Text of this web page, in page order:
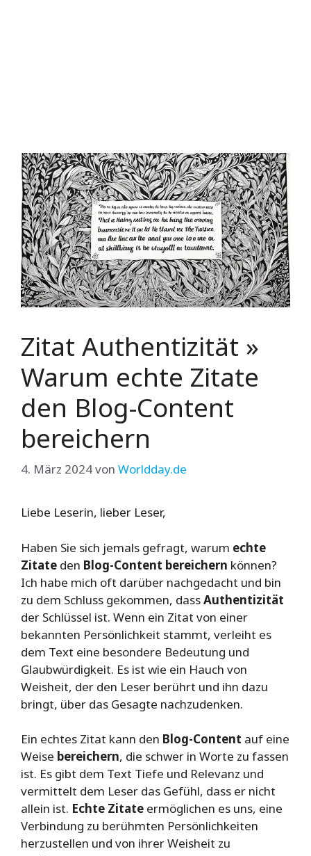
Zitat Authentizität »
Warum echte Zitate
den Blog-Content
bereichern
4. März 2024von Worldday.de
Liebe Leserin, lieber Leser,
Haben Sie sich jemals gefragt, warum echte
Zitate den Blog-Content bereichern können?
Ich habe mich oft darüber nachgedacht und bin
zu dem Schluss gekommen, dassAuthentizität
der Schlüssel ist. Wenn ein Zitat von einer
bekannten Persönlichkeit stammt, verleiht es
dem Text eine besondere Bedeutung und
Glaubwürdigkeit. Es ist wie ein Hauch von
Weisheit, der den Leser berührt und ihn dazu
bringt, über das Gesagte nachzudenken.
Ein echtes Zitat kann den Blog-Content auf eine
Weise bereichern, die schwer in Worte zu fassen
ist. Es gibt dem Text Tiefe und Relevanz und
vermittelt dem Leser das Gefühl, dass er nicht
allein ist. Echte Zitate ermöglichen es uns, eine
Verbindung zu berühmten Persönlichkeiten
herzustellen und von ihrer Weisheit zu